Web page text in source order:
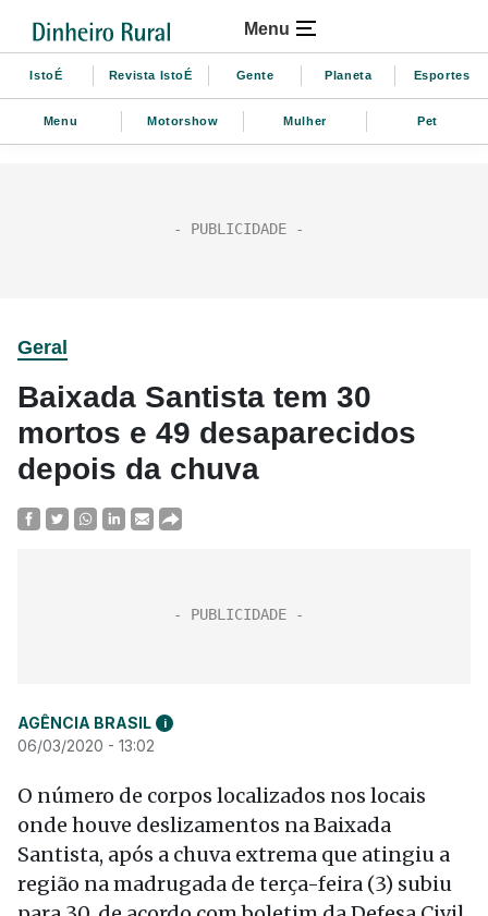
Menu
IstoÉ Revista IstoÉ Gente Planeta Esportes
Menu Motorshow Mulher Pet
Geral
Baixada Santista tem 30
mortos e 49 desaparecidos
depois da chuva
AGÊNCIA BRASIL i
06/03/2020 - 13:02
O número de corpos localizados nos locais
onde houve deslizamentos na Baixada
Santista, após a chuva extrema que atingiu a
região na madrugada de terça-feira (3) subiu